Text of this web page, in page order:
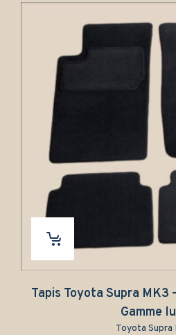
Toyota Supra MK3 – Avant
Gamme luxe
Toyota Supra MK3